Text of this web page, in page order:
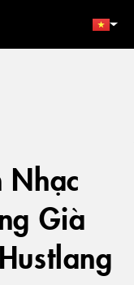
0 left-0 z-30 w-full
Nhạc
Già